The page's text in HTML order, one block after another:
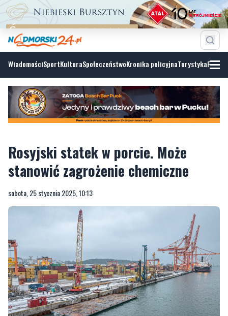
WiadomościSportKulturaSpołeczeństwoKronika policyjnaTurystyka
Rosyjski statek w porcie. Może
sobota, 25 stycznia 2025, 10:13
ZDJĘCIE ILUSTRACYJNE/FOT. PORT GDYNIA